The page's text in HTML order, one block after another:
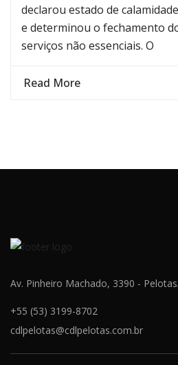
declarou estado de
e determinou o fechamento
serviços não essenciais. O
Read More
Av. Pinheiro Machado, 3390 -
+55 (53) 3199-8702
cdlpelotas@cdlpelotas.com.br